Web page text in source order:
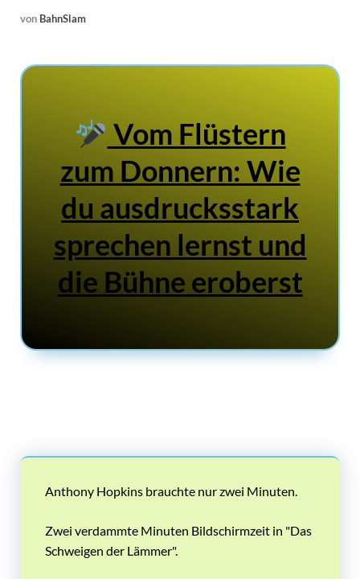
von BahnSlam
Vom Flüstern
zum Donnern: Wie
du ausdrucksstark
sprechen lernst und
die Bühne eroberst
Anthony Hopkins brauchte nur zwei Minuten.
Zwei verdammte Minuten Bildschirmzeit in "Das
Schweigen der Lämmer".